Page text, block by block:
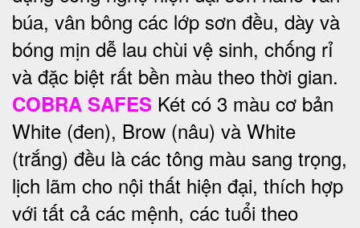
búa, vân bông các lớp sơn đều, dày và
bóng mịn dễ lau chùi vệ sinh, chống rỉ
và đặc biệt rất bền màu theo thời gian.
COBRA SAFES Két có 3 màu cơ bản
White (đen), Brow (nâu) và White
(trắng) đều là các tông màu sang trọng,
lịch lãm cho nội thất hiện đại, thích hợp
với tất cả các mệnh, các tuổi theo